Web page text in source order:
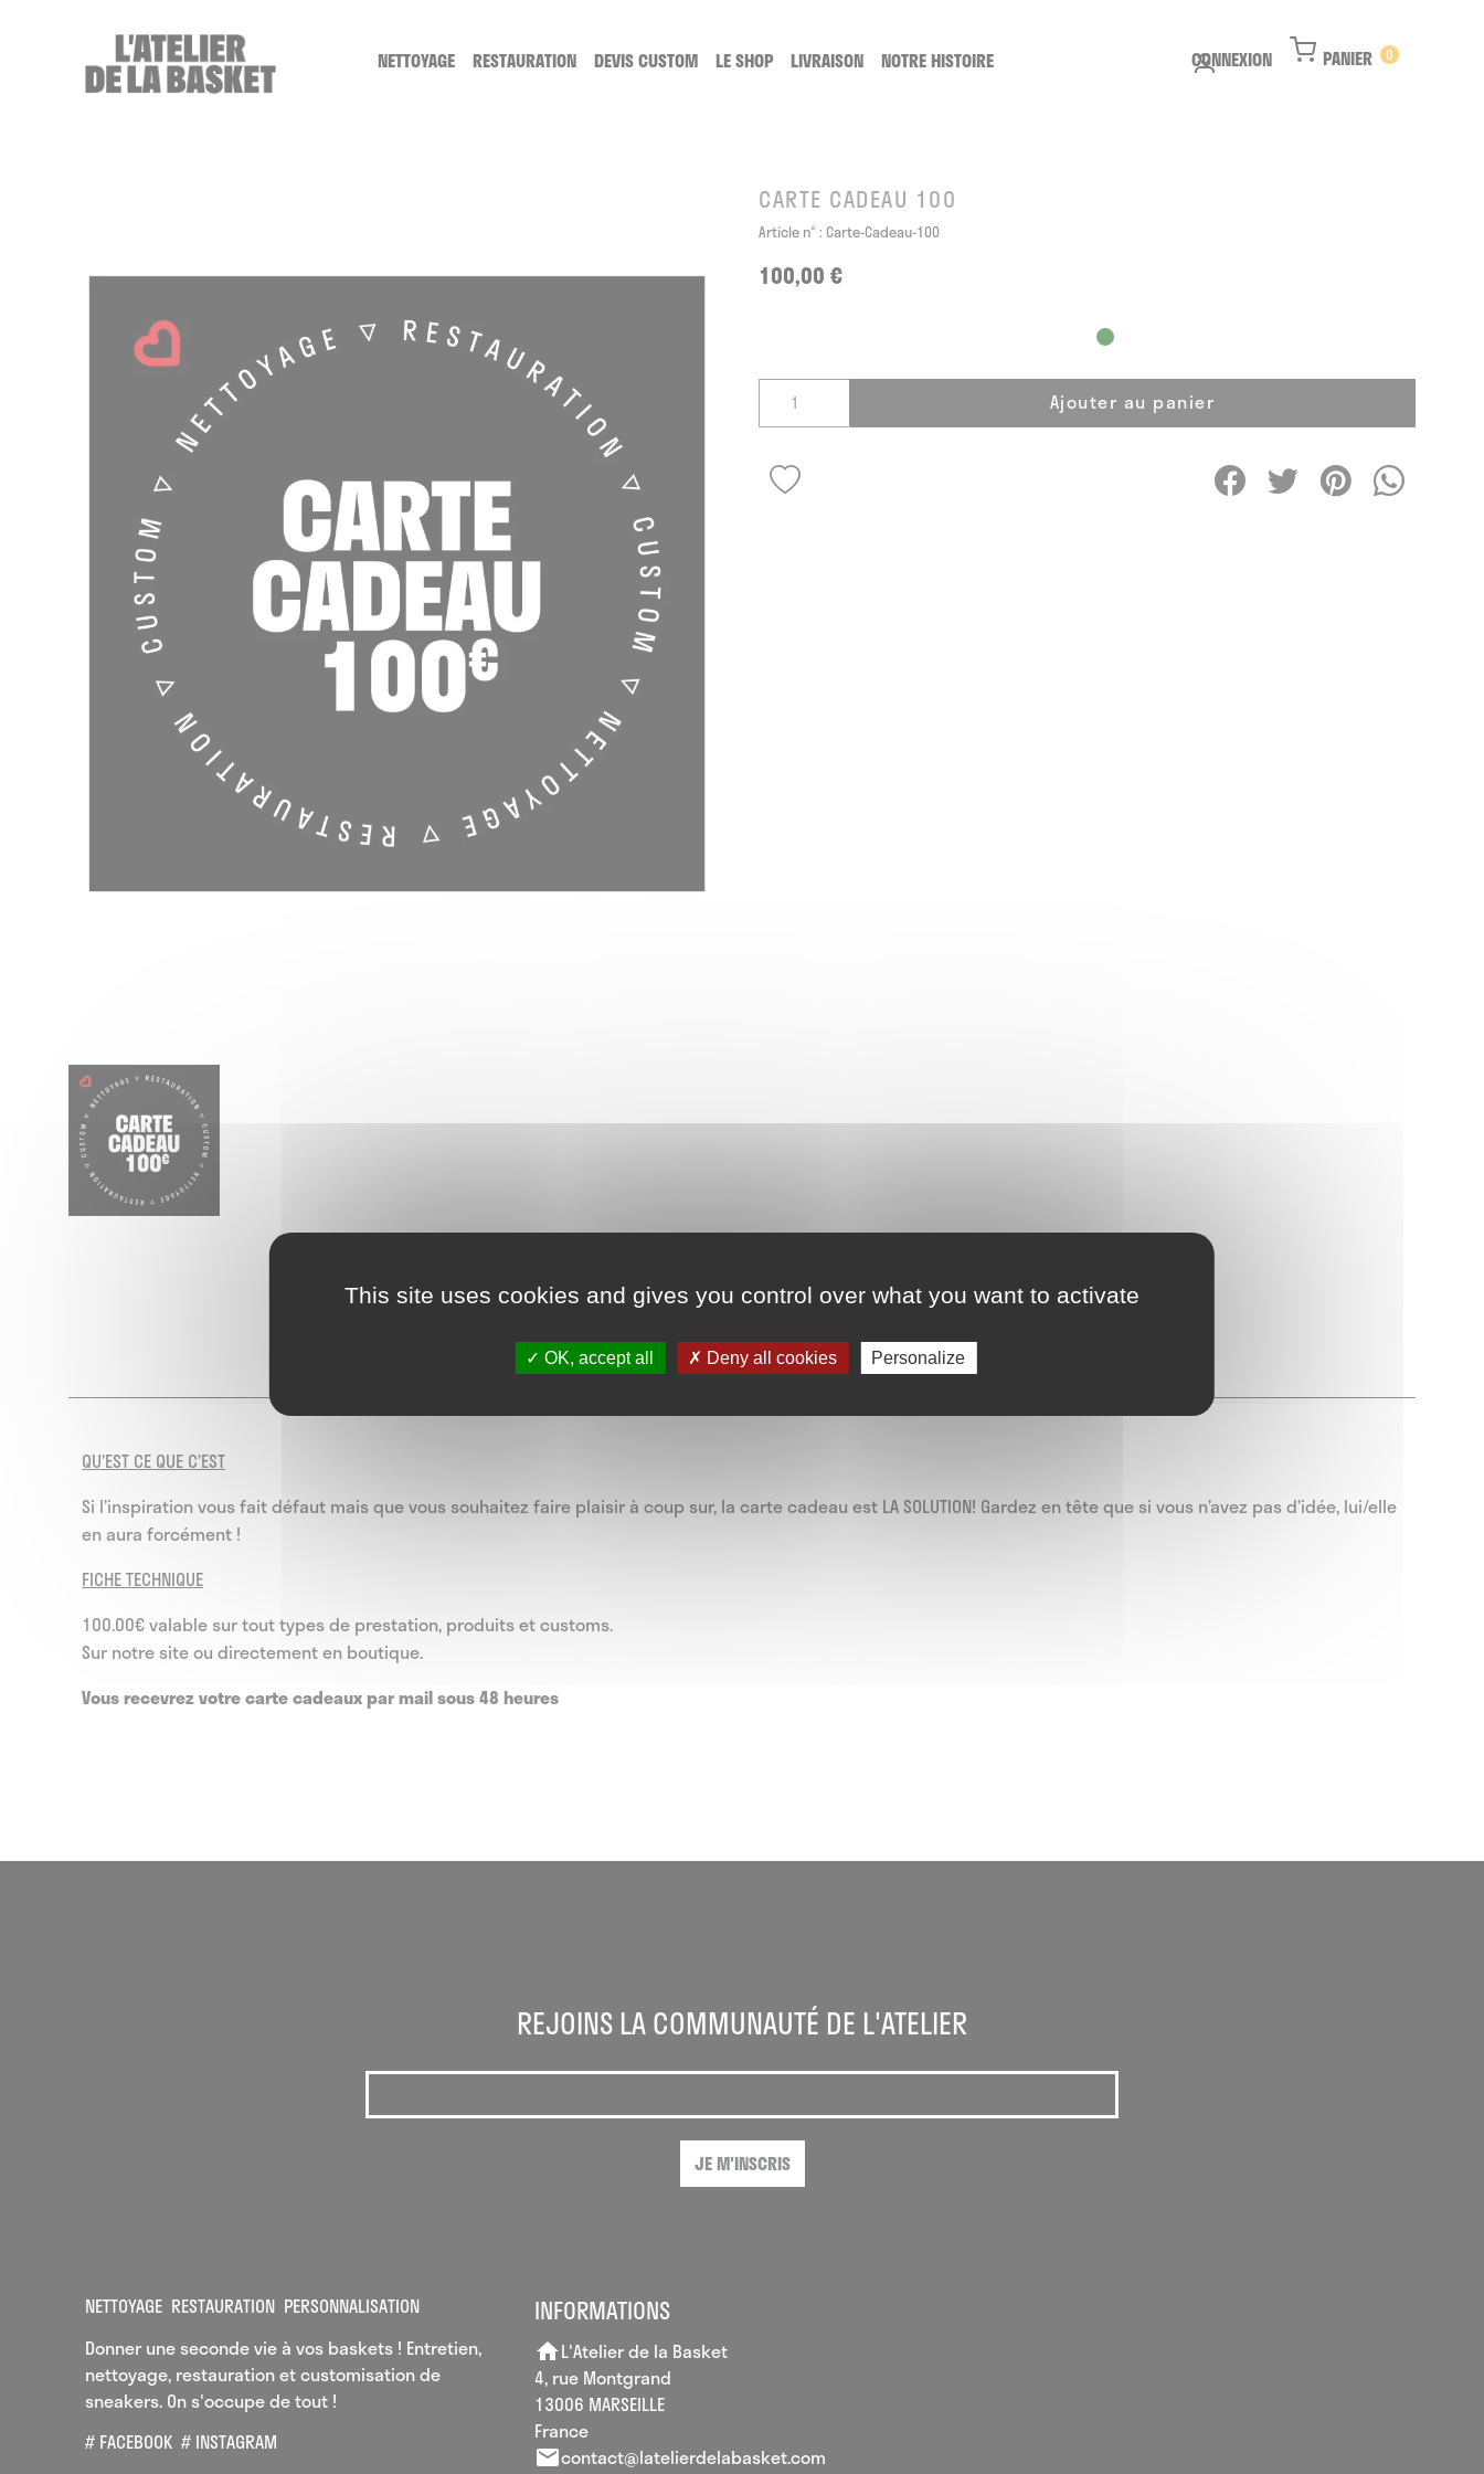
NETTOYAGE
RESTAURATION
DEVIS CUSTOM
LE SHOP
PRODUITS D'ENTRETIEN
LIVRAISON NOTRE HISTOIRE CONNEXION PANIER 0
CARTE CADEAU 100
Article n° : Carte-Cadeau-100
100,00 €
Ajouter au panier
DESCRIPTION AVIS 0
QU’EST CE QUE C’EST
Si l’inspiration vous fait défaut mais que vous souhaitez faire plaisir à coup sur, la carte cadeau est LA SOLUTION! Gardez en tête que si vous n’avez pas d’idée, lui/elle
en aura forcément !
FICHE TECHNIQUE
100.00€ valable sur tout types de prestation, produits et customs.
Sur notre site ou directement en boutique.
Vous recevrez votre carte cadeaux par mail sous 48 heures
REJOINS LA COMMUNAUTÉ DE L'ATELIER
JE M'INSCRIS
NETTOYAGE RESTAURATION PERSONNALISATION
Donner une seconde vie à vos baskets ! Entretien,
nettoyage, restauration et customisation de
sneakers. On s'occupe de tout !
# FACEBOOK # INSTAGRAM
INFORMATIONS
homeL'Atelier de la Basket
4, rue Montgrand
13006 MARSEILLE
France
emailcontact@latelierdelabasket.com
This site uses cookies and gives you control over what you want to activate
OK, accept all Deny all cookies Personalize